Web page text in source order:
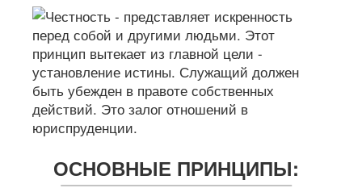
ОСНОВНЫЕ ПРИНЦИПЫ: